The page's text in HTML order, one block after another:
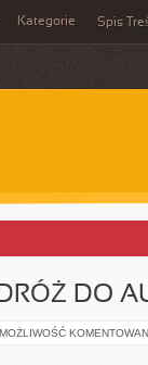
Kategorie Spis
DO
MOŻLIWOŚĆ